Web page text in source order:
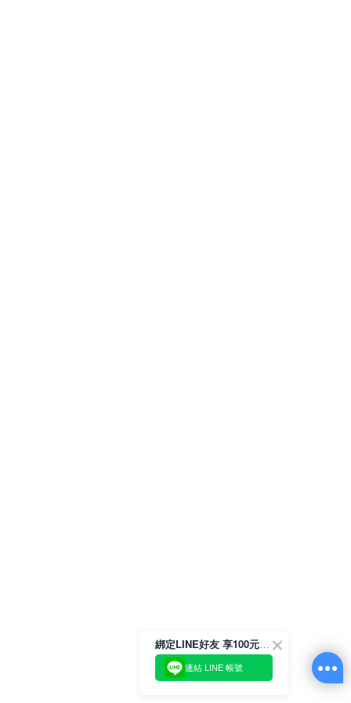
綁定LINE好友 享100元折價券
連結 LINE 帳號